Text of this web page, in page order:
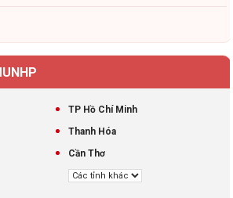
TP Hồ Chí Minh
Thanh Hóa
Cần Thơ